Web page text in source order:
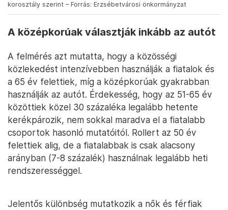
korosztály szerint – Forrás: Erzsébetvárosi önkormányzat
A középkorúak választják inkább az autót
A felmérés azt mutatta, hogy a közösségi
közlekedést intenzívebben használják a fiatalok és
a 65 év felettiek, míg a középkorúak gyakrabban
használják az autót. Érdekesség, hogy az 51-65 év
közöttiek közel 30 százaléka legalább hetente
kerékpározik, nem sokkal maradva el a fiatalabb
csoportok hasonló mutatóitól. Rollert az 50 év
felettiek alig, de a fiatalabbak is csak alacsony
arányban (7-8 százalék) használnak legalább heti
rendszerességgel.
Jelentős különbség mutatkozik a nők és férfiak